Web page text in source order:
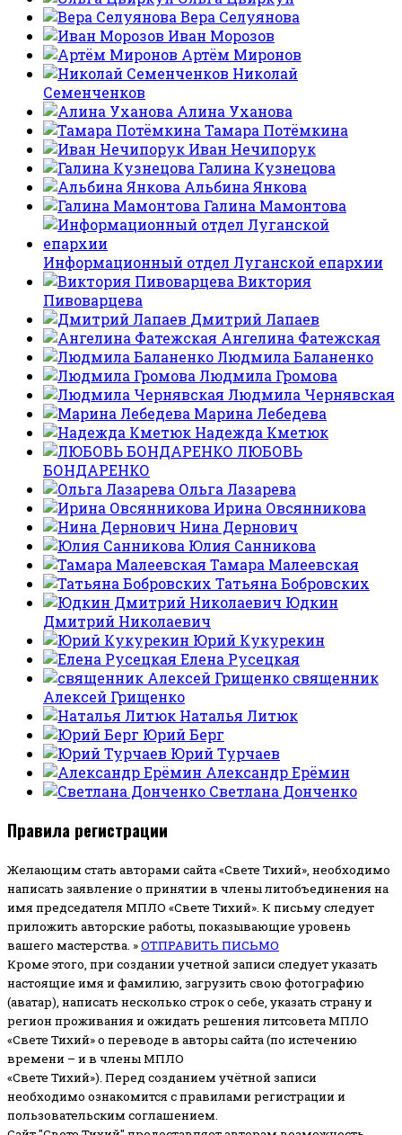
Вера Селуянова
Иван Морозов
Артём Миронов
Николай
Семенченков
Алина Уханова
Тамара Потёмкина
Иван Нечипорук
Галина Кузнецова
Альбина Янкова
Галина Мамонтова
Информационный отдел Луганской епархии
Виктория
Пивоварцева
Дмитрий Лапаев
Ангелина Фатежская
Людмила Баланенко
Людмила Громова
Людмила Чернявская
Марина Лебедева
Надежда Кметюк
ЛЮБОВЬ
БОНДАРЕНКО
Ольга Лазарева
Ирина Овсянникова
Нина Дернович
Юлия Санникова
Тамара Малеевская
Татьяна Бобровских
Юдкин
Дмитрий Николаевич
Юрий Кукурекин
Елена Русецкая
священник
Алексей Грищенко
Наталья Литюк
Юрий Берг
Юрий Турчаев
Александр Ерёмин
Светлана Донченко
Правила регистрации
Желающим стать авторами сайта «Свете Тихий», необходимо
написать заявление о принятии в члены литобъединения на
имя председателя МПЛО «Свете Тихий». К письму следует
приложить авторские работы, показывающие уровень
вашего мастерства. »ОТПРАВИТЬ ПИСЬМО
Кроме этого, при создании учетной записи следует указать
настоящие имя и фамилию, загрузить свою фотографию
(аватар), написать несколько строк о себе, указать страну и
регион проживания и ожидать решения литсовета МПЛО
«Свете Тихий» о переводе в авторы сайта (по истечению
времени – и в члены МПЛО
«Свете Тихий»). Перед созданием учётной записи
необходимо ознакомится с правилами регистрации и
пользовательским соглашением.